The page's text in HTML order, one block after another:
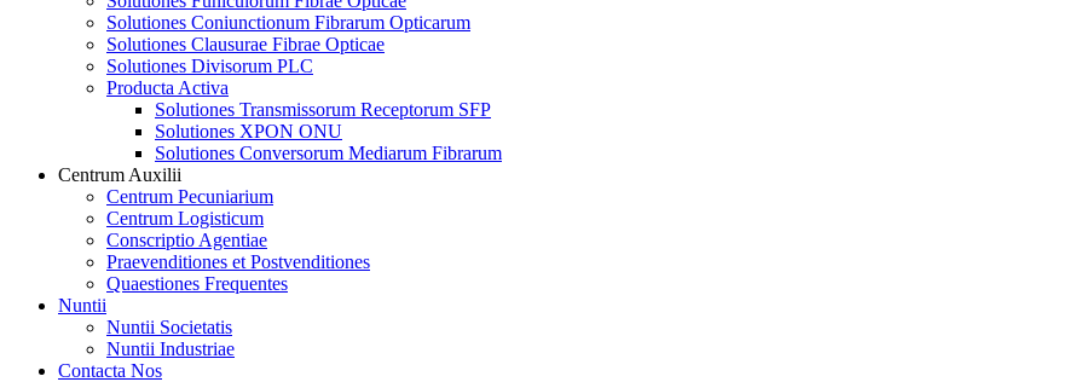
Solutiones Coniunctionum Fibrarum Opticarum
Solutiones Clausurae Fibrae Opticae
Solutiones Divisorum PLC
Producta Activa
Solutiones Transmissorum Receptorum SFP
Solutiones XPON ONU
Solutiones Conversorum Mediarum Fibrarum
Centrum Auxilii
Centrum Pecuniarium
Centrum Logisticum
Conscriptio Agentiae
Praevenditiones et Postvenditiones
Quaestiones Frequentes
Nuntii
Nuntii Societatis
Nuntii Industriae
Contacta Nos